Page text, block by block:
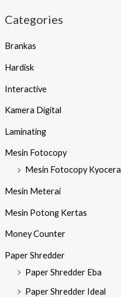
Categories
Brankas
Hardisk
Interactive
Kamera Digital
Laminating
Mesin Fotocopy
Mesin Fotocopy Kyocera
Mesin Meterai
Mesin Potong Kertas
Money Counter
Paper Shredder
Paper Shredder Eba
Paper Shredder Ideal